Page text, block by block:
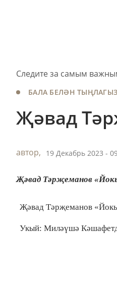
Следите за самым
БАЛА БЕЛӘН ТЫҢЛАГЫЗ
Җәвад
автор, 19 Декабрь 2023 -
Җәвад Тәрҗеманов
Җәвад Тәрҗеманов
Укый: Миләүшә